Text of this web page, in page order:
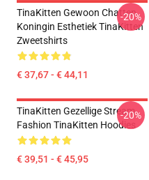
TinaKitten Gewoon Chatten
Koningin Esthetiek TinaKitten
Zweetshirts
€ 37,67 - € 44,11
-20%
TinaKitten Gezellige Stream
Fashion TinaKitten Hoodies
€ 39,51 - € 45,95
-20%